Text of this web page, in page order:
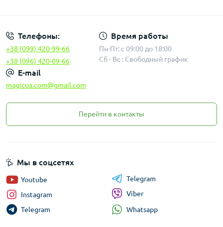
Телефоны:
+38 (099) 420-99-66
+38 (096) 420-09-66
Время работы
Пн-Пт: с 09:00 до 18:00
Сб - Вс : Свободный график
E-mail
magicua.com@gmail.com
Перейти в контакты
Мы в соцсетях
Youtube
Instagram
Telegram
Telegram
Viber
Whatsapp